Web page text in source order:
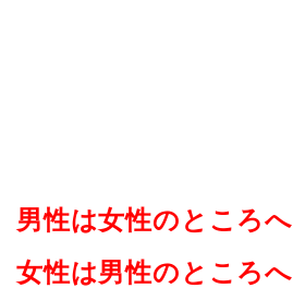
男性は女性のところへ
女性は男性のところへ